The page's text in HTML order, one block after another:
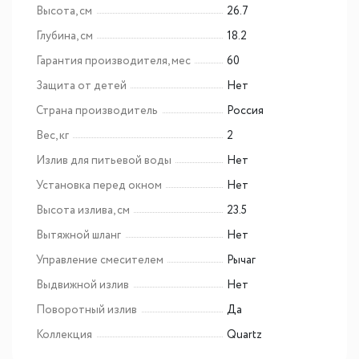
Высота, см
26.7
Глубина, см
18.2
Гарантия производителя, мес
60
Защита от детей
Нет
Страна производитель
Россия
Вес, кг
2
Излив для питьевой воды
Нет
Установка перед окном
Нет
Высота излива, см
23.5
Вытяжной шланг
Нет
Управление смесителем
Рычаг
Выдвижной излив
Нет
Поворотный излив
Да
Коллекция
Quartz